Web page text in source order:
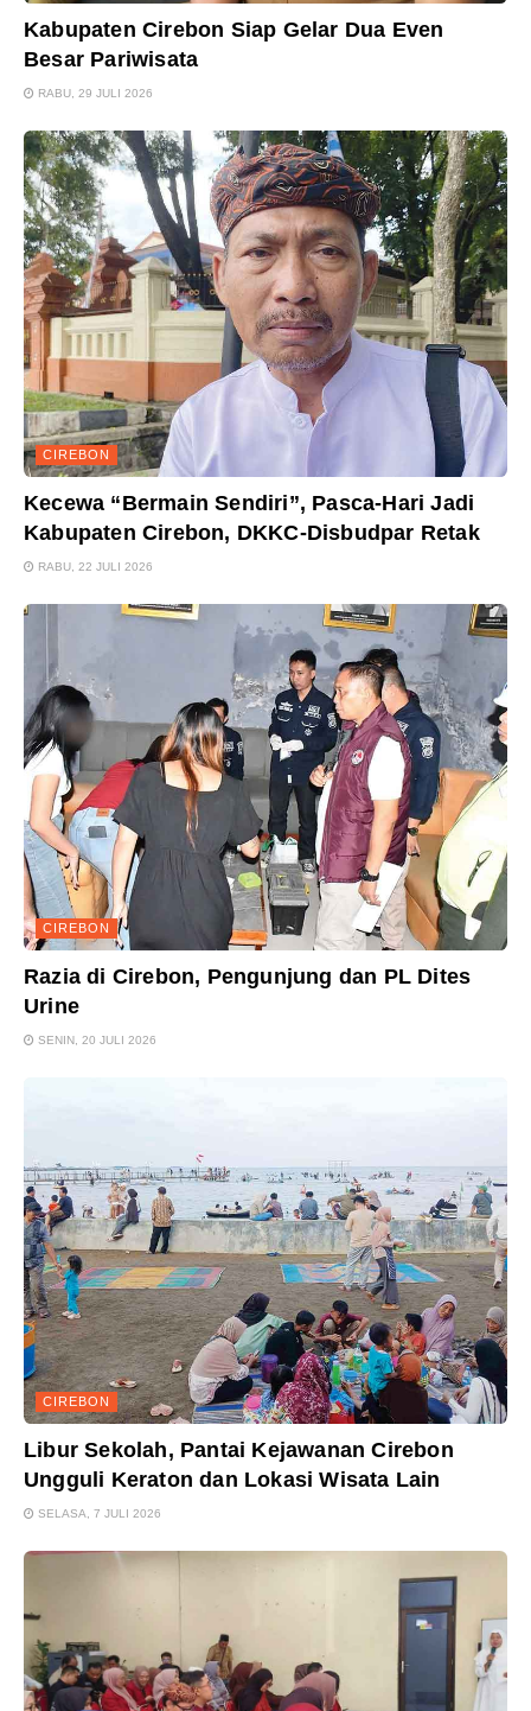
Kabupaten Cirebon Siap Gelar Dua Even
Besar Pariwisata
RABU, 29 JULI 2026
CIREBON
Kecewa “Bermain Sendiri”, Pasca-Hari Jadi
Kabupaten Cirebon, DKKC-Disbudpar Retak
RABU, 22 JULI 2026
CIREBON
Razia di Cirebon, Pengunjung dan PL Dites
Urine
SENIN, 20 JULI 2026
CIREBON
Libur Sekolah, Pantai Kejawanan Cirebon
Ungguli Keraton dan Lokasi Wisata Lain
SELASA, 7 JULI 2026